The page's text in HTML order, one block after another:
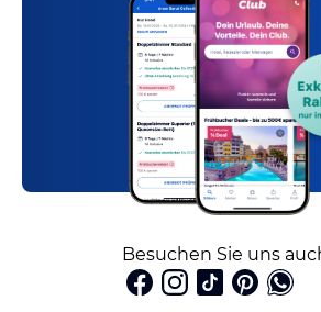
Besuchen Sie uns